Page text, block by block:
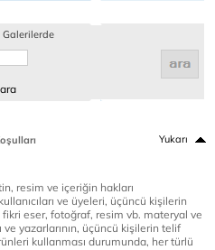
Galerilerde
Yukarı
resim ve içeriğin hakları
ve üyeleri, üçüncü kişilerin
eser, fotoğraf, resim vb. materyal ve
yazarlarının, üçüncü kişilerin telif
kullanması durumunda, her türlü